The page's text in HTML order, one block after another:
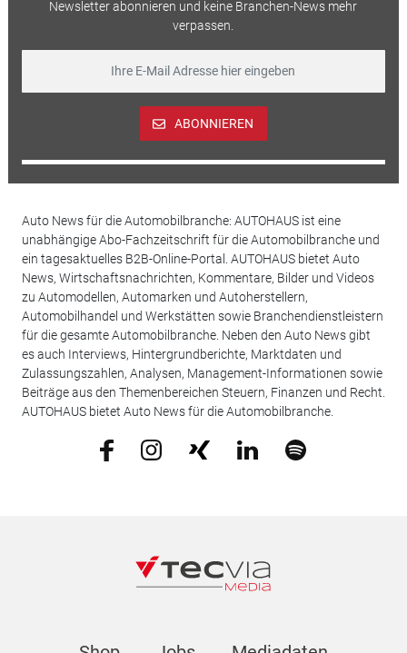
Newsletter abonnieren und keine Branchen-News mehr
verpassen.
ABONNIEREN
Auto News für die Automobilbranche: AUTOHAUS ist eine
unabhängige Abo-Fachzeitschrift für die Automobilbranche und
ein tagesaktuelles B2B-Online-Portal. AUTOHAUS bietet Auto
News, Wirtschaftsnachrichten, Kommentare, Bilder und Videos
zu Automodellen, Automarken und Autoherstellern,
Automobilhandel und Werkstätten sowie Branchendienstleistern
für die gesamte Automobilbranche. Neben den Auto News gibt
es auch Interviews, Hintergrundberichte, Marktdaten und
Zulassungszahlen, Analysen, Management-Informationen sowie
Beiträge aus den Themenbereichen Steuern, Finanzen und Recht.
AUTOHAUS bietet Auto News für die Automobilbranche.